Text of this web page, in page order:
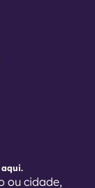
ou cidade,